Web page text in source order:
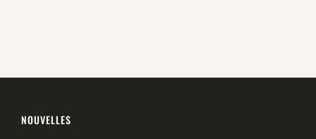
NOUVELLES